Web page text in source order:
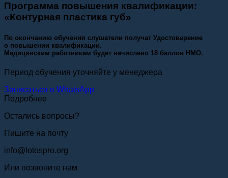
Программа повышения квалификации:
«Контурная пластика губ»
По окончанию обучения слушатели получат Удостоверение
о повышении квалификации.
Медицинским работникам будет начислено 18 баллов НМО.
Период обучения уточняйте у менеджера
Записаться в WhatsApp
Подробнее
Остались вопросы?
Пишите на почту
info@lotospro.org
Или позвоните нам